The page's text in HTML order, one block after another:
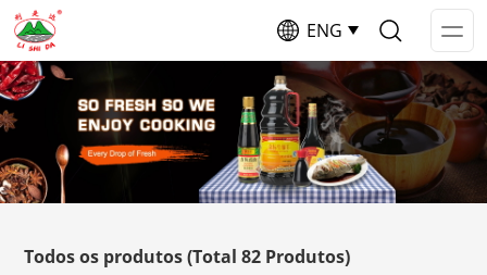
ENG
Todos os produtos(Total 82 Produtos)